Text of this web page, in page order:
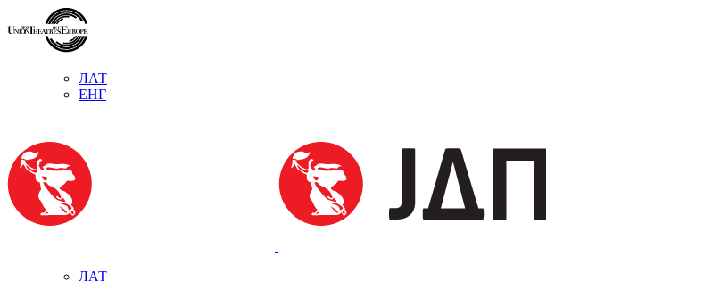
ЛАТ
ЕНГ
ЛАТ